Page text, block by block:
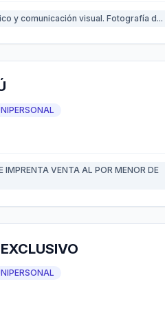
y comunicación visual. Fotografía d...
IMPRENTA VENTA AL POR MENOR DE